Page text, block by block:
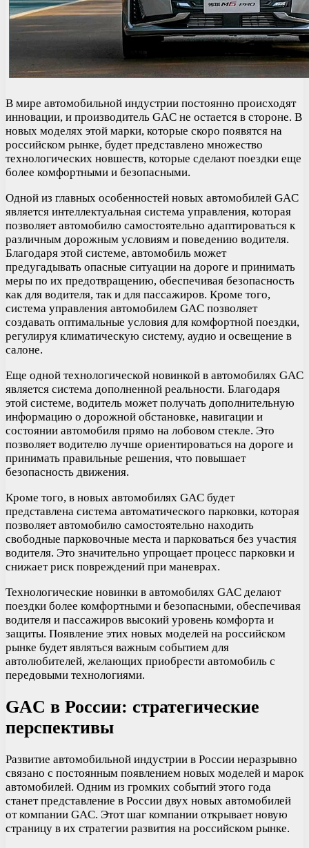
В мире автомобильной индустрии постоянно происходят
инновации, и производитель GAC не остается в стороне. В
новых моделях этой марки, которые скоро появятся на
российском рынке, будет представлено множество
технологических новшеств, которые сделают поездки еще
более комфортными и безопасными.
Одной из главных особенностей новых автомобилей GAC
является интеллектуальная система управления, которая
позволяет автомобилю самостоятельно адаптироваться к
различным дорожным условиям и поведению водителя.
Благодаря этой системе, автомобиль может
предугадывать опасные ситуации на дороге и принимать
меры по их предотвращению, обеспечивая безопасность
как для водителя, так и для пассажиров. Кроме того,
система управления автомобилем GAC позволяет
создавать оптимальные условия для комфортной поездки,
регулируя климатическую систему, аудио и освещение в
салоне.
Еще одной технологической новинкой в автомобилях GAC
является система дополненной реальности. Благодаря
этой системе, водитель может получать дополнительную
информацию о дорожной обстановке, навигации и
состоянии автомобиля прямо на лобовом стекле. Это
позволяет водителю лучше ориентироваться на дороге и
принимать правильные решения, что повышает
безопасность движения.
Кроме того, в новых автомобилях GAC будет
представлена система автоматического парковки, которая
позволяет автомобилю самостоятельно находить
свободные парковочные места и парковаться без участия
водителя. Это значительно упрощает процесс парковки и
снижает риск повреждений при маневрах.
Технологические новинки в автомобилях GAC делают
поездки более комфортными и безопасными, обеспечивая
водителя и пассажиров высокий уровень комфорта и
защиты. Появление этих новых моделей на российском
рынке будет являться важным событием для
автолюбителей, желающих приобрести автомобиль с
передовыми технологиями.
GAC в России: стратегические
перспективы
Развитие автомобильной индустрии в России неразрывно
связано с постоянным появлением новых моделей и марок
автомобилей. Одним из громких событий этого года
станет представление в России двух новых автомобилей
от компании GAC. Этот шаг компании открывает новую
страницу в их стратегии развития на российском рынке.